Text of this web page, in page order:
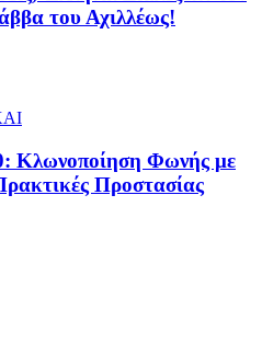
του Αχιλλέως!
Κλωνοποίηση Φωνής με
Προστασίας